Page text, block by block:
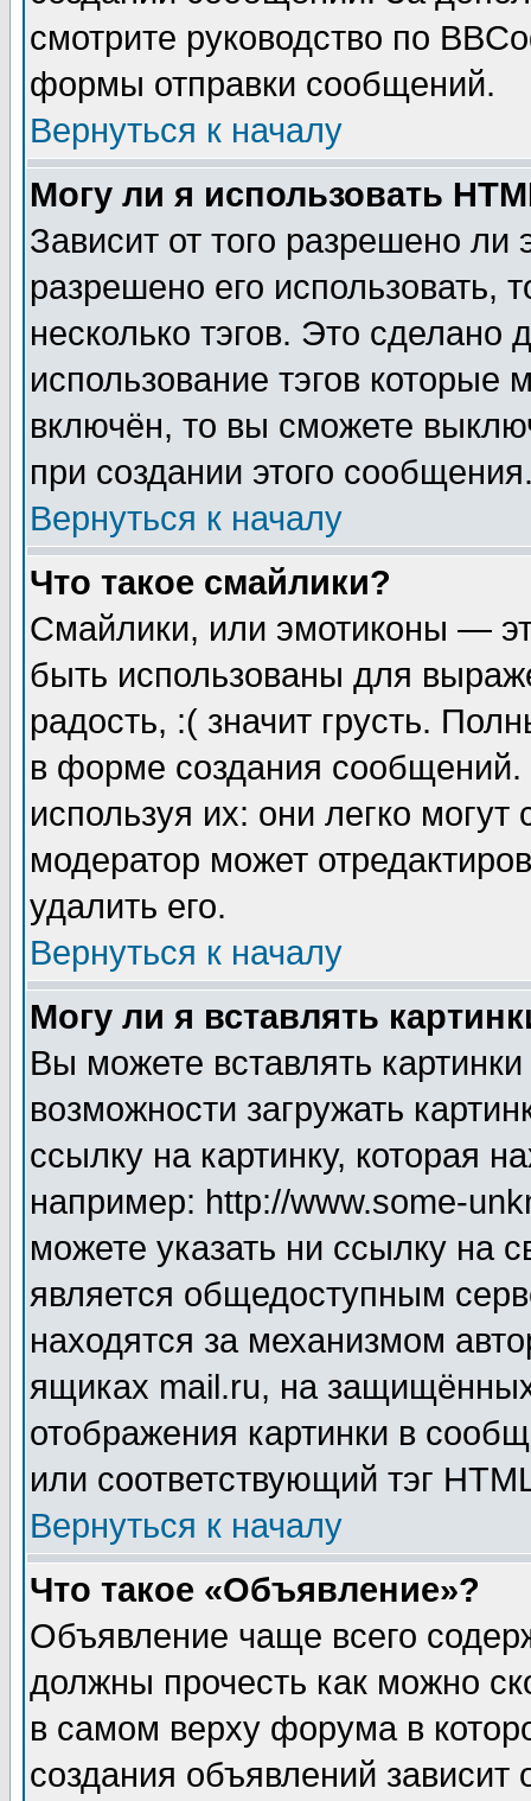
смотрите руководство по
формы отправки сообщений.
Вернуться к началу
Могу ли я использовать
Зависит от того разрешено
разрешено его использовать,
несколько тэгов. Это сделано
использование тэгов
включён, то вы сможете
при создании этого
Вернуться к началу
Что такое смайлики?
Смайлики, или эмотиконы —
быть использованы для
радость, :( значит грусть.
в форме создания сообщений.
используя их: они легко
модератор может
удалить его.
Вернуться к началу
Могу ли я вставлять
Вы можете вставлять
возможности загружать
ссылку на картинку, которая
например: http://www.some-
можете указать ни ссылку на
является общедоступным
находятся за механизмом
ящиках mail.ru, на
отображения картинки в
или соответствующий тэг
Вернуться к началу
Что такое «Объявление»?
Объявление чаще всего
должны прочесть как можно
в самом верху форума в
создания объявлений зависит